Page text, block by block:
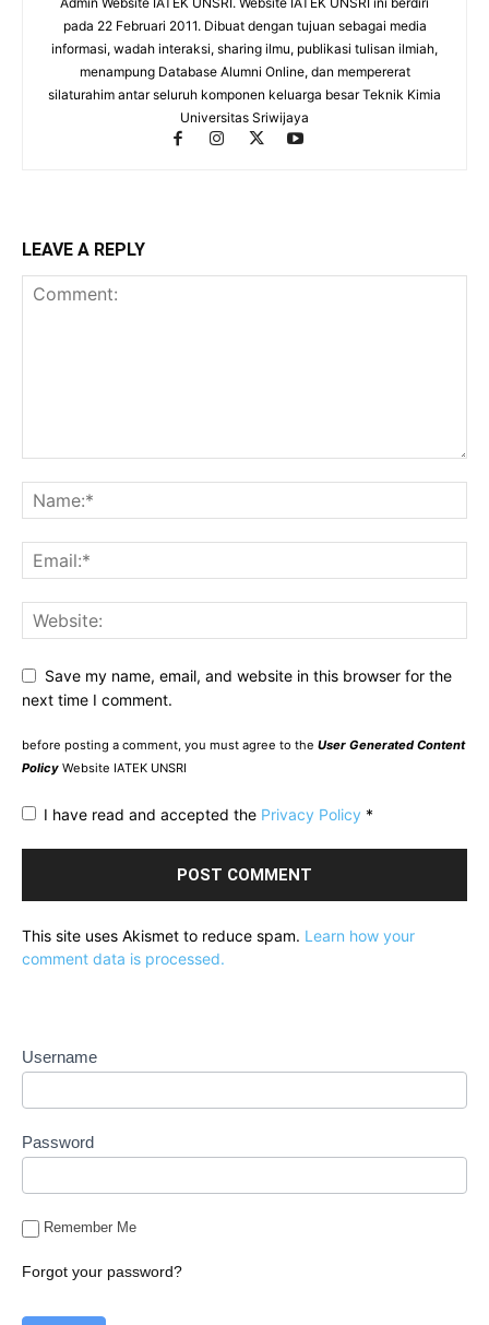
pada 22 Februari 2011. Dibuat dengan tujuan sebagai media
informasi, wadah interaksi, sharing ilmu, publikasi tulisan ilmiah,
menampung Database Alumni Online, dan mempererat
silaturahim antar seluruh komponen keluarga besar Teknik Kimia
Universitas Sriwijaya
LEAVE A REPLY
Save my name, email, and website in this browser for the
next time I comment.
before posting a comment, you must agree to the User Generated Content
Policy Website IATEK UNSRI
I have read and accepted the Privacy Policy *
This site uses Akismet to reduce spam. Learn how your
comment data is processed.
Username
Password
Remember Me
Forgot your password?